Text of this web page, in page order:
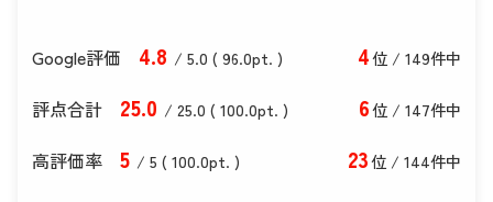
Google評価 4.8 / 5.0 ( 96.0pt. ) 4位 / 149件中
評点合計 25.0 / 25.0 ( 100.0pt. ) 6位 / 147件中
高評価率 5 / 5 ( 100.0pt. ) 23位 / 144件中